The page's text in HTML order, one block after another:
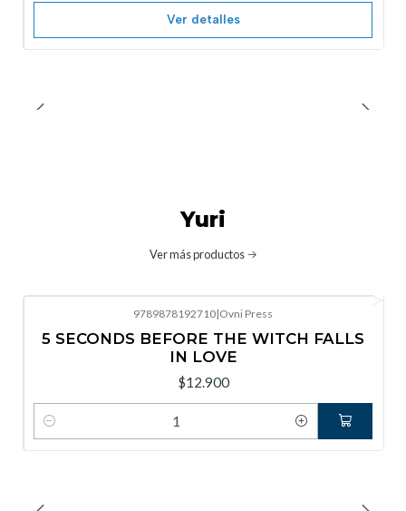
Ver detalles
Yuri
Ver más productos
9789878192710|Ovni Press
5 SECONDS BEFORE THE WITCH FALLS
IN LOVE
$12.900
Cantidad